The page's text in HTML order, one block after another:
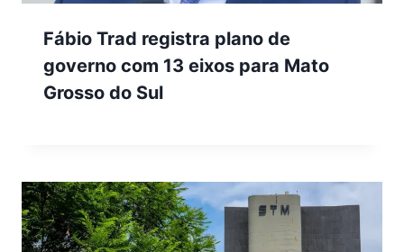
Fábio Trad registra plano de
governo com 13 eixos para Mato
Grosso do Sul